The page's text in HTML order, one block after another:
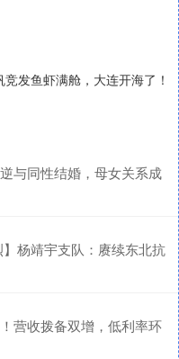
发鱼虾满舱，大连开海了！
与同性结婚，母女关系成
杨靖宇支队：赓续东北抗
营收拨备双增，低利率环